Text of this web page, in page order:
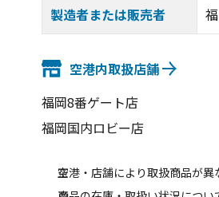
製造者または販売者
空港内取扱店舗
福岡8番ゲート店
福岡国内ロビー店
空港・店舗により取扱商品が異